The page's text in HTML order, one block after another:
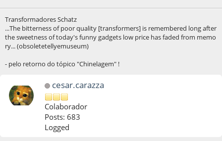
Transformadores Schatz
...The bitterness of poor quality [transformers] is remembered long after
the sweetness of today's funny gadgets low price has faded from memo
ry... (obsoletetellyemuseum)
- pelo retorno do tópico "Chinelagem" !
cesar.carazza
Colaborador
Posts: 683
Logged